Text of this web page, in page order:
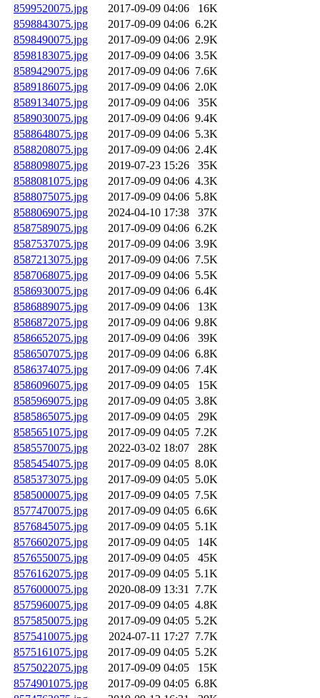
8599520075.jpg
2017-09-09 04:06
16K
8598843075.jpg
2017-09-09 04:06 6.2K
8598490075.jpg
2017-09-09 04:06 2.9K
8598183075.jpg
2017-09-09 04:06 3.5K
8589429075.jpg
2017-09-09 04:06 7.6K
8589186075.jpg
2017-09-09 04:06 2.0K
8589134075.jpg
2017-09-09 04:06
35K
8589030075.jpg
2017-09-09 04:06 9.4K
8588648075.jpg
2017-09-09 04:06 5.3K
8588208075.jpg
2017-09-09 04:06 2.4K
8588098075.jpg
2019-07-23 15:26
35K
8588081075.jpg
2017-09-09 04:06 4.3K
8588075075.jpg
2017-09-09 04:06 5.8K
8588069075.jpg
2024-04-10 17:38
37K
8587589075.jpg
2017-09-09 04:06 6.2K
8587537075.jpg
2017-09-09 04:06 3.9K
8587213075.jpg
2017-09-09 04:06 7.5K
8587068075.jpg
2017-09-09 04:06 5.5K
8586930075.jpg
2017-09-09 04:06 6.4K
8586889075.jpg
2017-09-09 04:06
13K
8586872075.jpg
2017-09-09 04:06 9.8K
8586652075.jpg
2017-09-09 04:06
39K
8586507075.jpg
2017-09-09 04:06 6.8K
8586374075.jpg
2017-09-09 04:06 7.4K
8586096075.jpg
2017-09-09 04:05
15K
8585969075.jpg
2017-09-09 04:05 3.8K
8585865075.jpg
2017-09-09 04:05
29K
8585651075.jpg
2017-09-09 04:05 7.2K
8585570075.jpg
2022-03-02 18:07
28K
8585454075.jpg
2017-09-09 04:05 8.0K
8585373075.jpg
2017-09-09 04:05 5.0K
8585000075.jpg
2017-09-09 04:05 7.5K
8577470075.jpg
2017-09-09 04:05 6.6K
8576845075.jpg
2017-09-09 04:05 5.1K
8576602075.jpg
2017-09-09 04:05
14K
8576550075.jpg
2017-09-09 04:05
45K
8576162075.jpg
2017-09-09 04:05 5.1K
8576000075.jpg
2020-08-09 13:31 7.7K
8575960075.jpg
2017-09-09 04:05 4.8K
8575850075.jpg
2017-09-09 04:05 5.2K
8575410075.jpg
2024-07-11 17:27 7.7K
8575161075.jpg
2017-09-09 04:05 5.2K
8575022075.jpg
2017-09-09 04:05
15K
8574901075.jpg
2017-09-09 04:05 6.8K